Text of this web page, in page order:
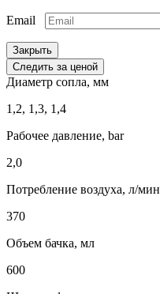
Email
Закрыть
Следить за ценой
Диаметр сопла, мм
1,2, 1,3, 1,4
Рабочее давление, bar
2,0
Потребление воздуха, л/мин
370
Объем бачка, мл
600